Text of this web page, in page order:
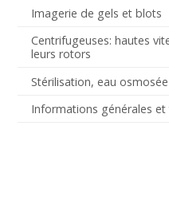
Imagerie de gels et blots
Centrifugeuses: hautes
leurs rotors
Stérilisation, eau
Informations générales